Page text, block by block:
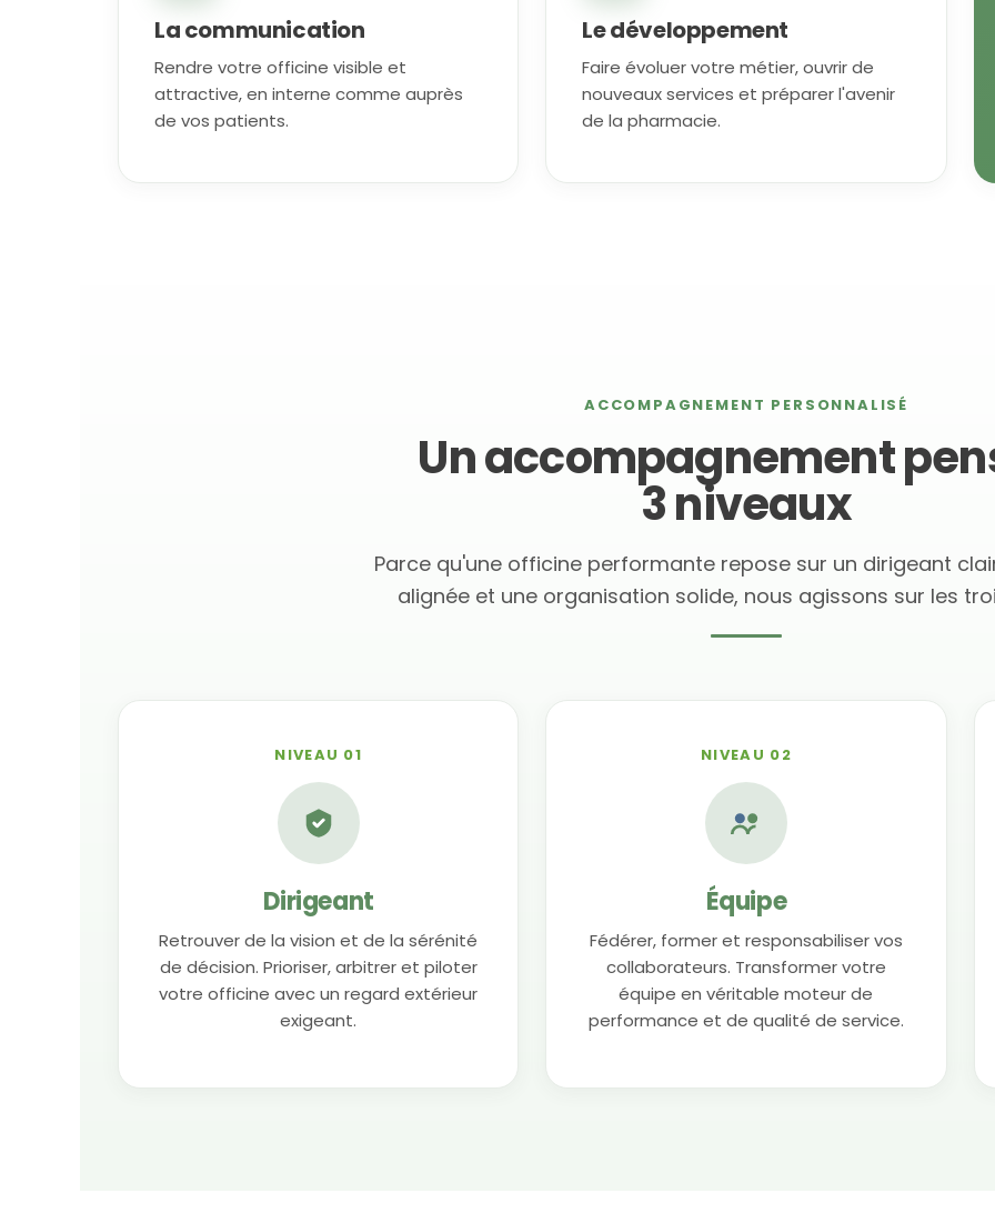
La communication
Rendre votre officine visible et
attractive, en interne comme auprès
de vos patients.
Le développement
Faire évoluer votre métier, ouvrir de
nouveaux services et préparer l'avenir
de la pharmacie.
ACCOMPAGNEMENT PERSONNALISÉ
Un accompagnement
3 niveaux
Parce qu'une officine performante repose sur un dirigeant
alignée et une organisation solide, nous agissons sur les
NIVEAU 01
Dirigeant
Retrouver de la vision et de la sérénité
de décision. Prioriser, arbitrer et piloter
votre officine avec un regard extérieur
exigeant.
NIVEAU 02
Équipe
Fédérer, former et responsabiliser vos
collaborateurs. Transformer votre
équipe en véritable moteur de
performance et de qualité de service.